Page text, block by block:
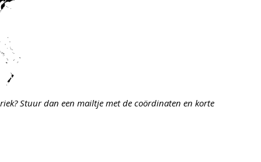
Stuur dan een mailtje met de coördinaten en korte